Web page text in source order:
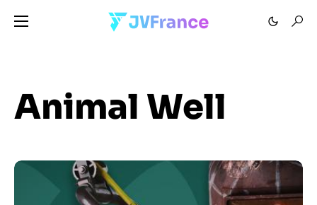
Animal Well